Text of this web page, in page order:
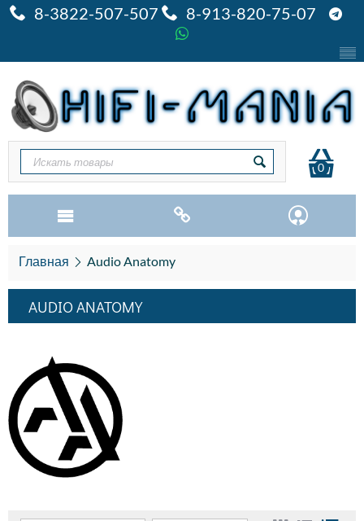
8-3822-507-507 8-913-820-75-07
0
Главная Audio Anatomy
AUDIO ANATOMY